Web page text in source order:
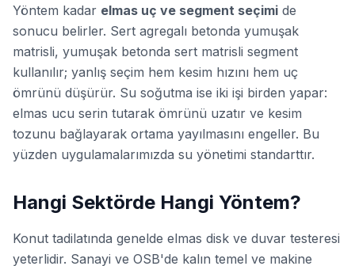
Yöntem kadar elmas uç ve segment seçimi de
sonucu belirler. Sert agregalı betonda yumuşak
matrisli, yumuşak betonda sert matrisli segment
kullanılır; yanlış seçim hem kesim hızını hem uç
ömrünü düşürür. Su soğutma ise iki işi birden yapar:
elmas ucu serin tutarak ömrünü uzatır ve kesim
tozunu bağlayarak ortama yayılmasını engeller. Bu
yüzden uygulamalarımızda su yönetimi standarttır.
Hangi Sektörde Hangi Yöntem?
Konut tadilatında genelde elmas disk ve duvar testeresi
yeterlidir. Sanayi ve OSB'de kalın temel ve makine